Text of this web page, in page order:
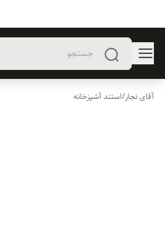
آقای نجار/استند آشپزخانه